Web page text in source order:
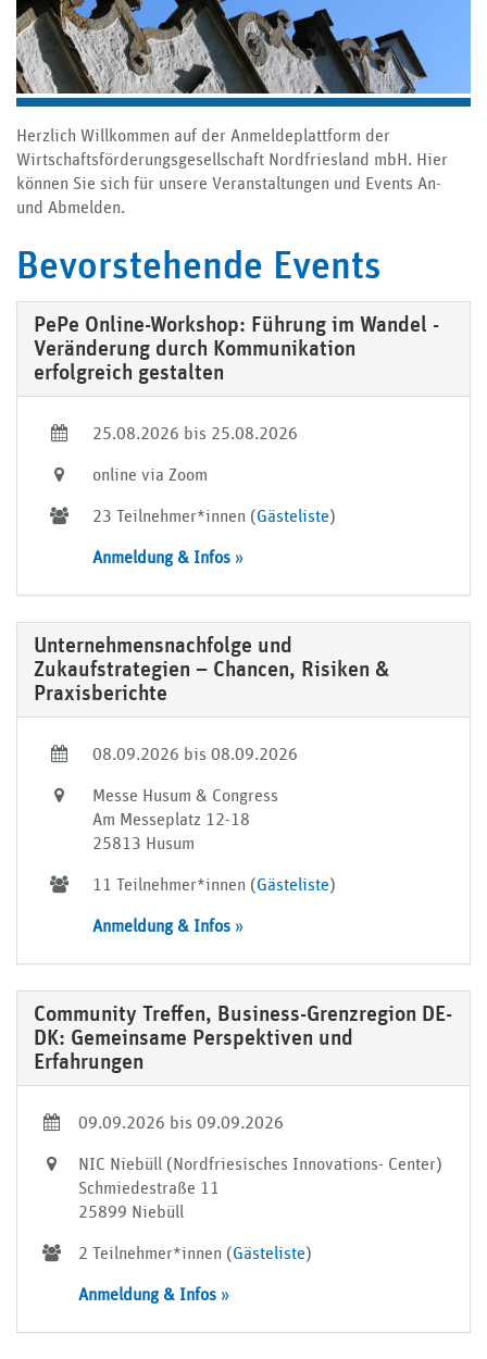
Herzlich Willkommen auf der Anmeldeplattform der
Wirtschaftsförderungsgesellschaft Nordfriesland mbH. Hier
können Sie sich für unsere Veranstaltungen und Events An-
und Abmelden.
Bevorstehende Events
PePe Online-Workshop: Führung im Wandel -
Veränderung durch Kommunikation
erfolgreich gestalten
25.08.2026 bis 25.08.2026
online via Zoom
23 Teilnehmer*innen (Gästeliste)
Anmeldung & Infos »
Unternehmensnachfolge und
Zukaufstrategien – Chancen, Risiken &
Praxisberichte
08.09.2026 bis 08.09.2026
Messe Husum & Congress
Am Messeplatz 12-18
25813 Husum
11 Teilnehmer*innen (Gästeliste)
Anmeldung & Infos »
Community Treffen, Business-Grenzregion DE-
DK: Gemeinsame Perspektiven und
Erfahrungen
09.09.2026 bis 09.09.2026
NIC Niebüll (Nordfriesisches Innovations- Center)
Schmiedestraße 11
25899 Niebüll
2 Teilnehmer*innen (Gästeliste)
Anmeldung & Infos »